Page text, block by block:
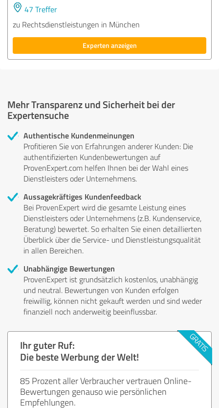
47 Treffer
zu Rechtsdienstleistungen in München
Experten anzeigen
Mehr Transparenz und Sicherheit bei der
Expertensuche
Authentische Kundenmeinungen
Profitieren Sie von Erfahrungen anderer Kunden: Die
authentifizierten Kundenbewertungen auf
ProvenExpert.com helfen Ihnen bei der Wahl eines
Dienstleisters oder Unternehmens.
Aussagekräftiges Kundenfeedback
Bei ProvenExpert wird die gesamte Leistung eines
Dienstleisters oder Unternehmens (z.B. Kundenservice,
Beratung) bewertet. So erhalten Sie einen detaillierten
Überblick über die Service- und Dienstleistungsqualität
in allen Bereichen.
Unabhängige Bewertungen
ProvenExpert ist grundsätzlich kostenlos, unabhängig
und neutral. Bewertungen von Kunden erfolgen
freiwillig, können nicht gekauft werden und sind weder
finanziell noch anderweitig beeinflussbar.
Ihr guter Ruf:
Die beste Werbung der Welt!
85 Prozent aller Verbraucher vertrauen Online-
Bewertungen genauso wie persönlichen
Empfehlungen.